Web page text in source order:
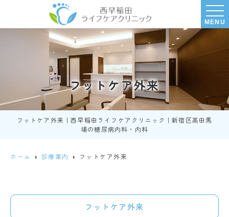
MENU
フットケア外来
フットケア外来｜西早稲田ライフケアクリニック｜新宿区高田馬
場の糖尿病内科・内科
ホーム 診療案内 フットケア外来
フットケア外来